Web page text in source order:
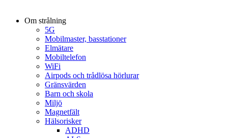
Om strålning
5G
Mobilmaster, basstationer
Elmätare
Mobiltelefon
WiFi
Airpods och trådlösa hörlurar
Gränsvärden
Barn och skola
Miljö
Magnetfält
Hälsorisker
ADHD